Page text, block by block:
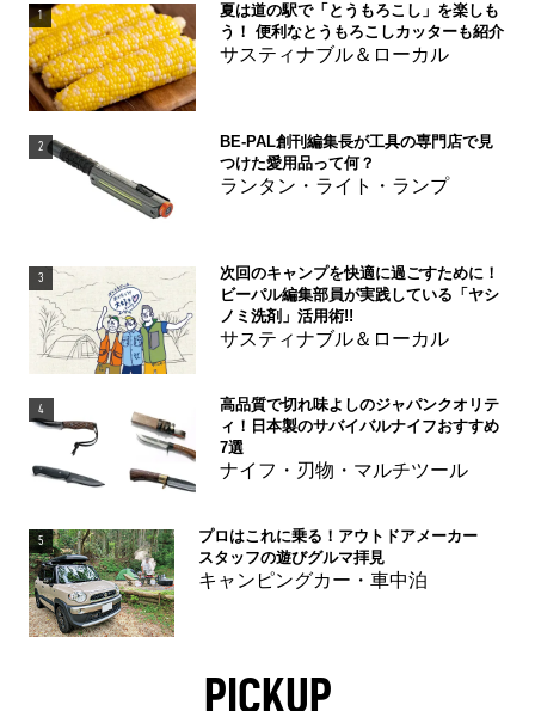
1
夏は道の駅で「とうもろこし」を楽しも
う！ 便利なとうもろこしカッターも紹介
サスティナブル＆ローカル
2
BE-PAL創刊編集長が工具の専門店で見
つけた愛用品って何？
ランタン・ライト・ランプ
3
次回のキャンプを快適に過ごすために！
ビーパル編集部員が実践している「ヤシ
ノミ洗剤」活用術!!
サスティナブル＆ローカル
4
高品質で切れ味よしのジャパンクオリテ
ィ！日本製のサバイバルナイフおすすめ
7選
ナイフ・刃物・マルチツール
5
プロはこれに乗る！アウトドアメーカー
スタッフの遊びグルマ拝見
キャンピングカー・車中泊
PICKUP